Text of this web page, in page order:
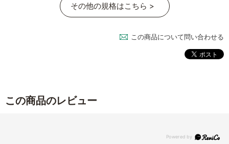
その他の規格はこちら >
この商品について問い合わせる
この商品のレビュー